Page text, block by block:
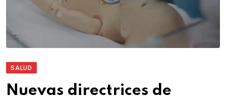
SALUD
Nuevas directrices de